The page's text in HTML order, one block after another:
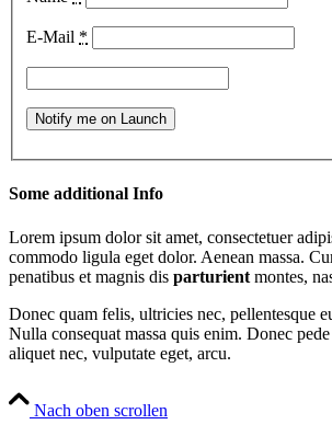
E-Mail *
Some additional Info
Lorem ipsum dolor sit amet, consectetuer
commodo ligula eget dolor. Aenean massa.
penatibus et magnis dis parturient montes,
Donec quam felis, ultricies nec, pellentesque
Nulla consequat massa quis enim. Donec
aliquet nec, vulputate eget, arcu.
Nach oben scrollen